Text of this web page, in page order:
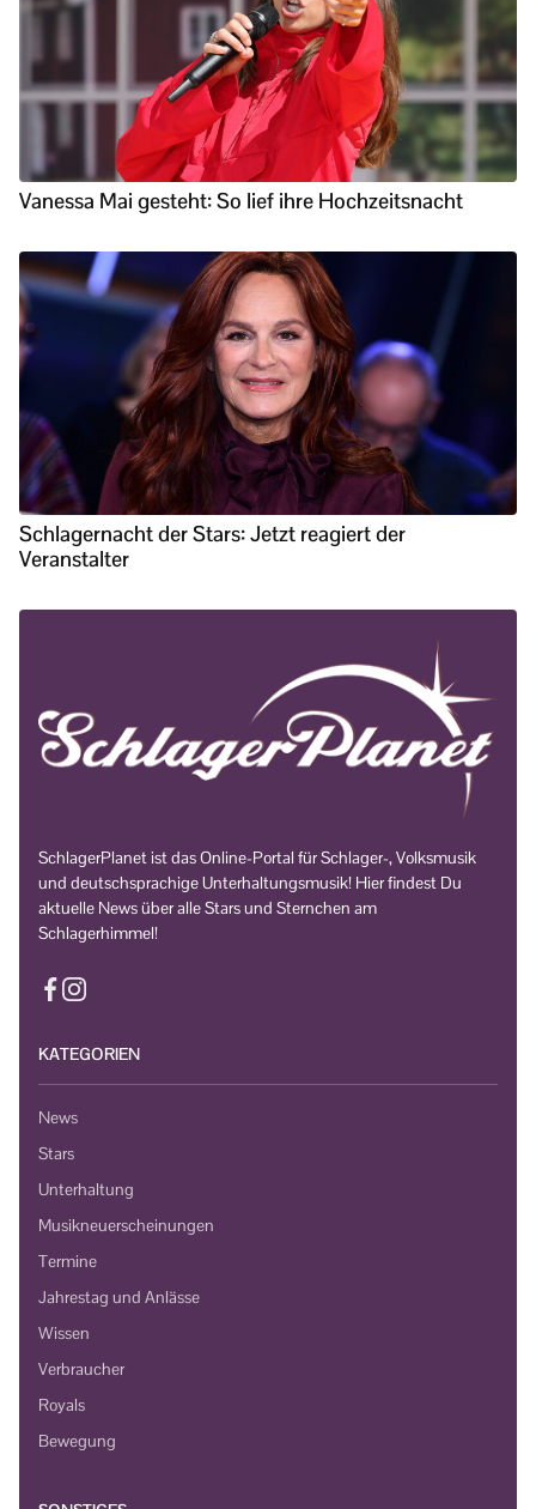
Vanessa Mai gesteht: So lief ihre Hochzeitsnacht
Schlagernacht der Stars: Jetzt reagiert der
Veranstalter
SchlagerPlanet ist das Online-Portal für Schlager-, Volksmusik
und deutschsprachige Unterhaltungsmusik! Hier findest Du
aktuelle News über alle Stars und Sternchen am
Schlagerhimmel!
KATEGORIEN
News
Stars
Unterhaltung
Musikneuerscheinungen
Termine
Jahrestag und Anlässe
Wissen
Verbraucher
Royals
Bewegung